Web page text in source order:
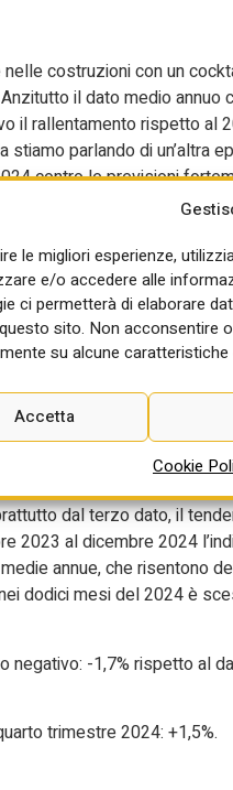
le migliori esperienze,
e/o accedere alle
ci permetterà di elaborare
sito. Non acconsentire
su alcune
Accetta
Cookie
costruzioni con un
il dato medio
il rallentamento rispetto al
parlando di un’altra
contro le previsioni
per il 2024 è
dai dati delle casse
di imprese impegnate nel
la caduta della
pieno i dati nel settore più
positivo. Da queste
del dato positivo delle
produzione
il dato più alto dal 2008.
dal terzo dato, il
2023 al dicembre 2024
annue, che risentono
dodici mesi del 2024 è
negativo: -1,7% rispetto al
trimestre 2024: +1,5%.